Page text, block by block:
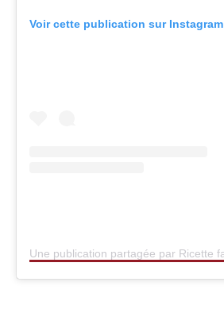
Voir cette publication sur Instagram